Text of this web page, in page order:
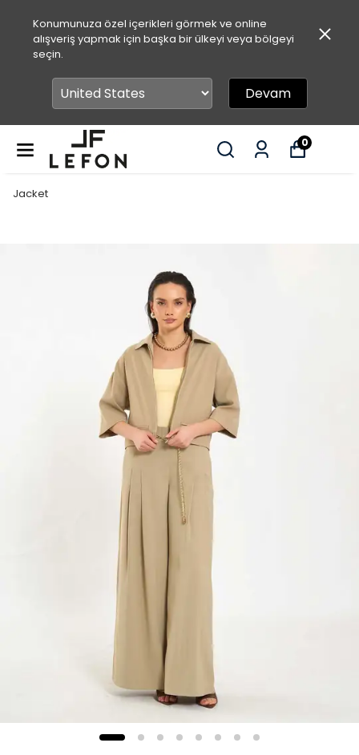
Konumunuza özel içerikleri görmek ve online
alışveriş yapmak için başka bir ülkeyi veya bölgeyi
seçin.
Devam
0
Jacket